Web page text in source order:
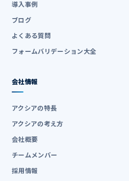
導入事例
ブログ
よくある質問
フォームバリデーション大全
会社情報
アクシアの特長
アクシアの考え方
会社概要
チームメンバー
採用情報